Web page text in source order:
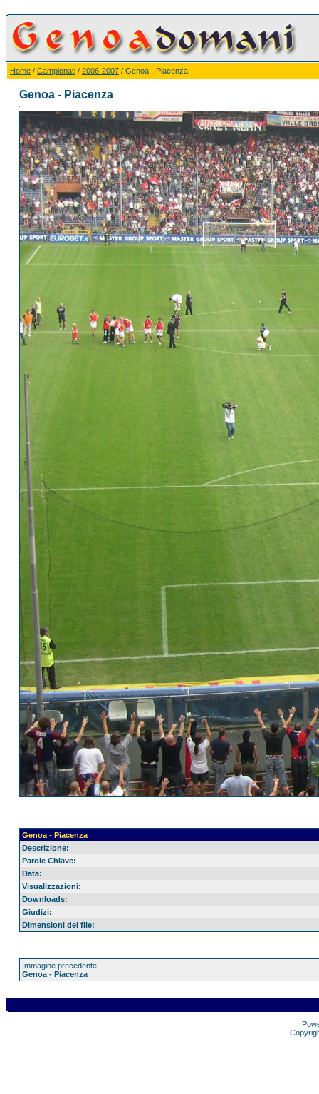
Home / Campionati / 2006-2007 / Genoa - Piacenza
Genoa - Piacenza
Genoa - Piacenza
Descrizione:
Parole Chiave:
Data:
Visualizzazioni:
Downloads:
Giudizi:
Dimensioni del file:
Immagine precedente:
Genoa - Piacenza